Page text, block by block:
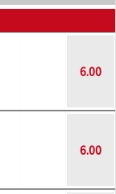
6.00
6.00